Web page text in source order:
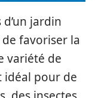
jardin
favoriser la
variété de
idéal pour de